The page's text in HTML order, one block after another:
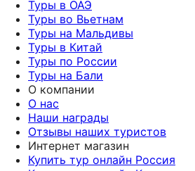
Туры в ОАЭ
Туры во Вьетнам
Туры на Мальдивы
Туры в Китай
Туры по России
Туры на Бали
О компании
О нас
Наши награды
Отзывы наших туристов
Интернет магазин
Купить тур онлайн Россия